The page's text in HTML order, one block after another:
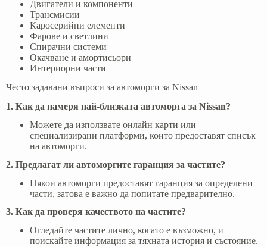
Двигатели и компоненти
Трансмисии
Каросерийни елементи
Фарове и светлини
Спирачни системи
Окачване и амортисьори
Интериорни части
Често задавани въпроси за автоморги за Nissan
1. Как да намеря най-близката автоморга за Nissan?
Можете да използвате онлайн карти или
специализирани платформи, които предоставят списък
на автоморги.
2. Предлагат ли автоморгите гаранция за частите?
Някои автоморги предоставят гаранция за определени
части, затова е важно да попитате предварително.
3. Как да проверя качеството на частите?
Огледайте частите лично, когато е възможно, и
поискайте информация за тяхната история и състояние.